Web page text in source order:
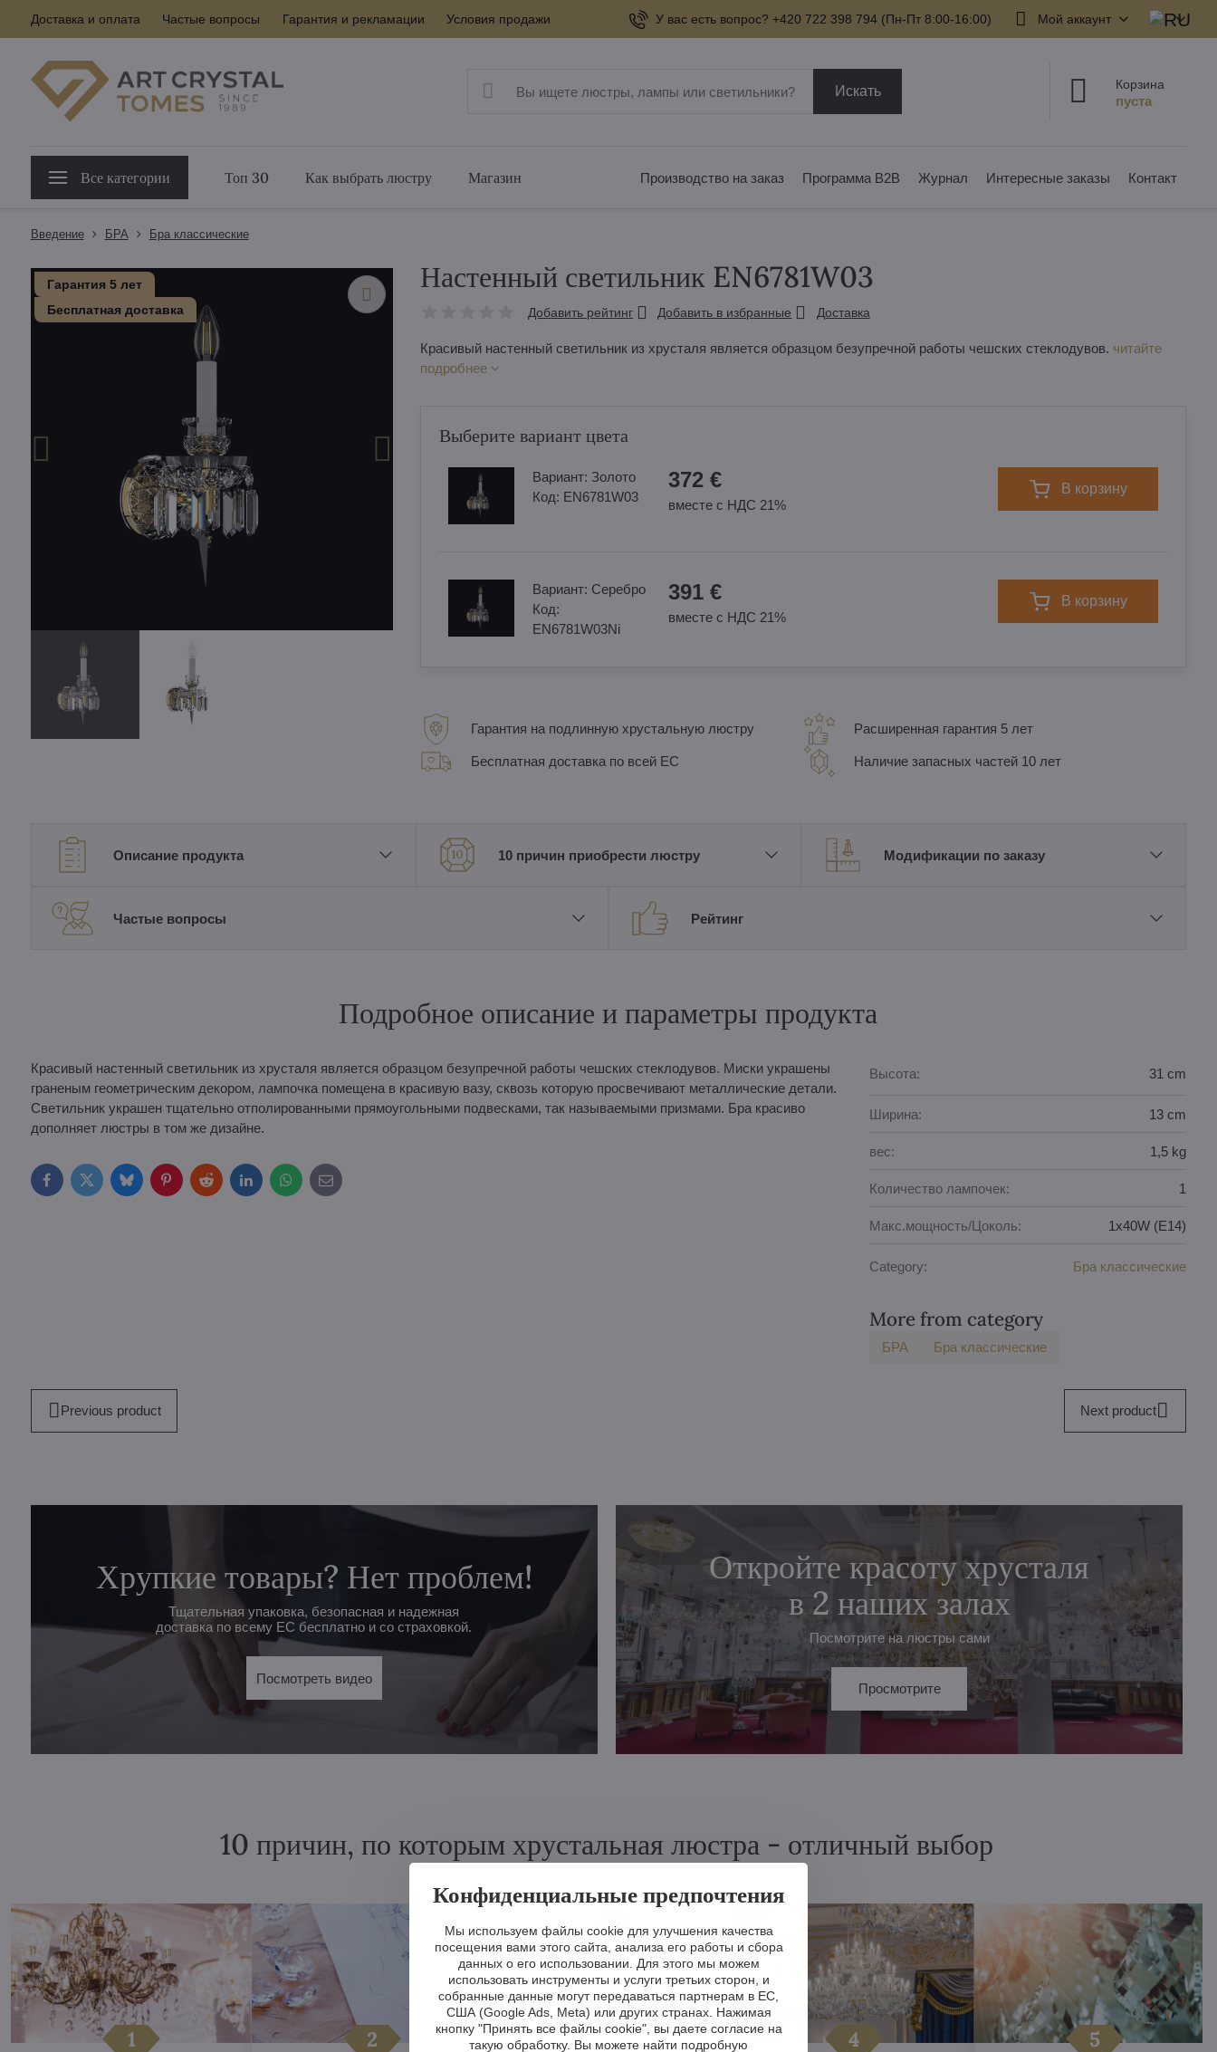
Доставка и оплата Частые вопросы Гарантия и рекламации Условия продажи У вас есть вопрос? +420 722 398 794​ (Пн-Пт 8:00-16:00) Мой аккаунт
Искать Корзина
Все категории Топ 30 Как выбрать люстру Магазин Производство на заказ Программа B2B Журнал Интересные заказы Контакт
Введение БPA Бра классические
Гарантия 5 лет
Бесплатная доставка
Настенный светильник EN6781W03
Добавить рейтинг Добавить в избранные Доставка
Красивый настенный светильник из хрусталя является образцом безупречной работы чешских стеклодувов. читайте
подробнее
Выберите вариант цвета
Вариант: Золотo
Код: EN6781W03
372 €
вместе с НДС 21%
в корзину
Вариант: Cеребро
Код:
EN6781W03Ni
391 €
вместе с НДС 21%
в корзину
Гарантия на подлинную хрустальную люстру
Бесплатная доставка по всей ЕС
Расширенная гарантия 5 лет
Наличие запасных частей 10 лет
Описание продукта 10 причин приобрести люстру Модификации по заказу
Частые вопросы Рейтинг
Подробное описание и параметры продукта
Красивый настенный светильник из хрусталя является образцом безупречной работы чешских стеклодувов. Миски украшены
граненым геометрическим декором, лампочка помещена в красивую вазу, сквозь которую просвечивают металлические детали.
Светильник украшен тщательно отполированными прямоугольными подвесками, так называемыми призмами. Бра красиво
дополняет люстры в том же дизайне.
FacebookTwitterBlueskyPinterestRedditLinkedInWhatsApp
E-
mail
Высота: 31 cm
Ширина: 13 cm
вес: 1,5 kg
Количество лампочек: 1
Макс.мощность/Цоколь: 1x40W (E14)
Category: Бра классические
More from category
БPA Бра классические
Previous product Next product
Хрупкие товары? Нет проблем!
Тщательная упаковка, безопасная и надежная
доставка по всему ЕС бесплатно и со страховкой.
Посмотреть видео
Откройте красоту хрусталя
в 2 наших залах
Посмотрите на люстры сами
Просмотрите
10 причин, по которым хрустальная люстра - отличный выбор
Конфиденциальные предпочтения
Мы используем файлы cookie для улучшения качества
посещения вами этого сайта, анализа его работы и сбора
данных о его использовании. Для этого мы можем
использовать инструменты и услуги третьих сторон, и
собранные данные могут передаваться партнерам в ЕС,
США (Google Ads, Meta) или других странах. Нажимая
кнопку "Принять все файлы cookie", вы даете согласие на
такую обработку. Вы можете найти подробную